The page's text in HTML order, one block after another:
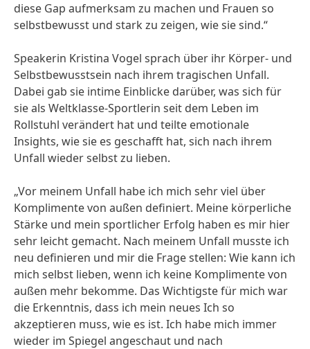
diese Gap aufmerksam zu machen und Frauen so
selbstbewusst und stark zu zeigen, wie sie sind.“
Speakerin Kristina Vogel sprach über ihr Körper- und
Selbstbewusstsein nach ihrem tragischen Unfall.
Dabei gab sie intime Einblicke darüber, was sich für
sie als Weltklasse-Sportlerin seit dem Leben im
Rollstuhl verändert hat und teilte emotionale
Insights, wie sie es geschafft hat, sich nach ihrem
Unfall wieder selbst zu lieben.
„Vor meinem Unfall habe ich mich sehr viel über
Komplimente von außen definiert. Meine körperliche
Stärke und mein sportlicher Erfolg haben es mir hier
sehr leicht gemacht. Nach meinem Unfall musste ich
neu definieren und mir die Frage stellen: Wie kann ich
mich selbst lieben, wenn ich keine Komplimente von
außen mehr bekomme. Das Wichtigste für mich war
die Erkenntnis, dass ich mein neues Ich so
akzeptieren muss, wie es ist. Ich habe mich immer
wieder im Spiegel angeschaut und nach